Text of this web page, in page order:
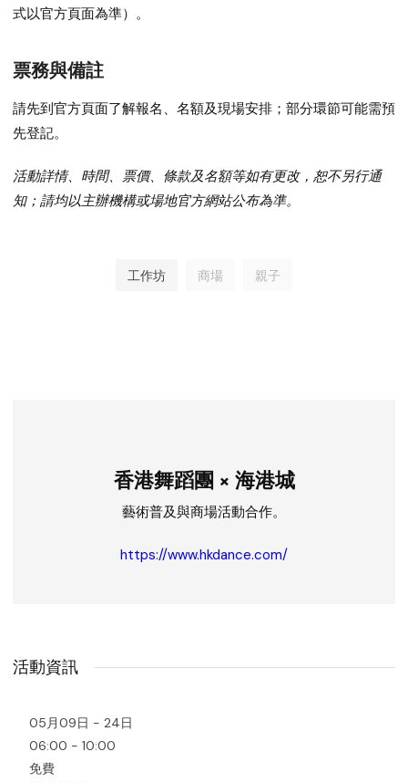
式以官方頁面為準）。
票務與備註
請先到官方頁面了解報名、名額及現場安排；部分環節可能需預
先登記。
活動詳情、時間、票價、條款及名額等如有更改，恕不另行通
知；請均以主辦機構或場地官方網站公布為準。
工作坊 商場 親子
香港舞蹈團 × 海港城
藝術普及與商場活動合作。
https://www.hkdance.com/
活動資訊
05月09日 - 24日
06:00 - 10:00
免費